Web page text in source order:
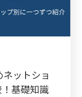
ネットショ
基礎知識